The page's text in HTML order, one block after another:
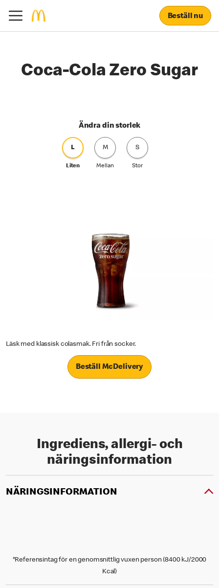
Beställ nu
Coca-Cola Zero Sugar
Ändra din storlek
L
Liten
M
Mellan
S
Stor
Läsk med klassisk colasmak. Fri från socker.
Beställ McDelivery
Ingrediens, allergi- och
näringsinformation
NÄRINGSINFORMATION
*Referensintag för en genomsnittlig vuxen person (8400 kJ/2000
Kcal)